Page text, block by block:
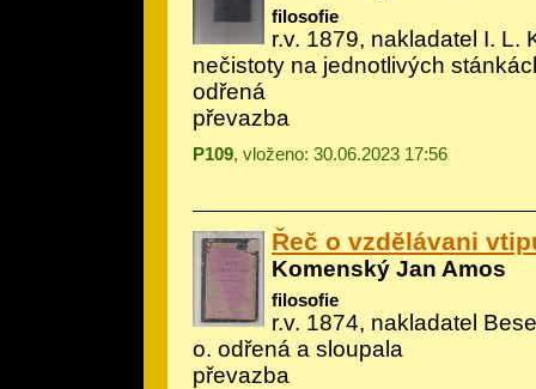
filosofie
r.v. 1879, nakladatel I. L.
nečistoty na jednotlivých
odřená
převazba
P109, vloženo: 30.06.2023 17:56
Řeč o vzdělávani
Komenský Jan Amos
filosofie
r.v. 1874, nakladatel
o. odřená a sloupala
převazba